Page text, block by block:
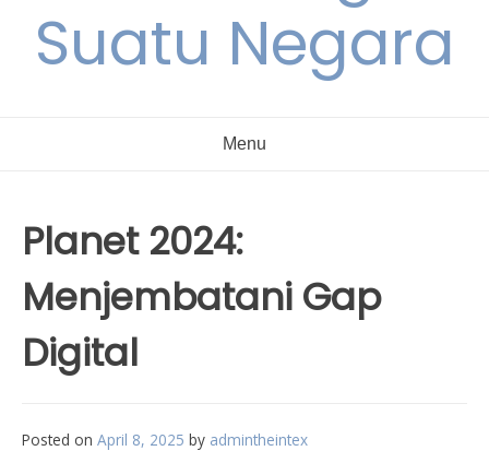
Suatu Negara
Menu
Planet 2024:
Menjembatani Gap
Digital
Posted on April 8, 2025 by admintheintex